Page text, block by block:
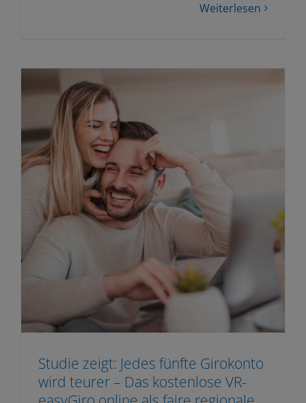
Weiterlesen
Studie zeigt: Jedes fünfte Girokonto
wird teurer – Das kostenlose VR-